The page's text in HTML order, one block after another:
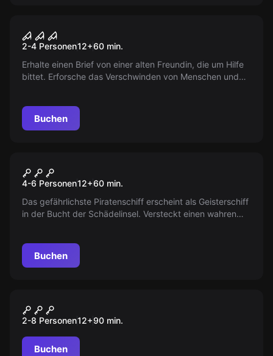
Sanctum
2-4 Personen12+60 min.
Erhalte einen Brief von einer alten Freundin, die um Hilfe
bittet. Erforsche das Verschwinden von Menschen und
vorsichtig.
Buchen
Die 3½ Flüche Der Schwarzen
Witwe
4-6 Personen12+60 min.
Das gefährlichste Piratenschiff erscheint als Geisterschiff
in der Bucht der Schädelinsel. Versteckt einen wahren
Buchen
DIE SUCHE NACH AVALON
2-8 Personen12+90 min.
Buchen